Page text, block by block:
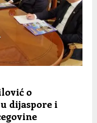
o
dijaspore i